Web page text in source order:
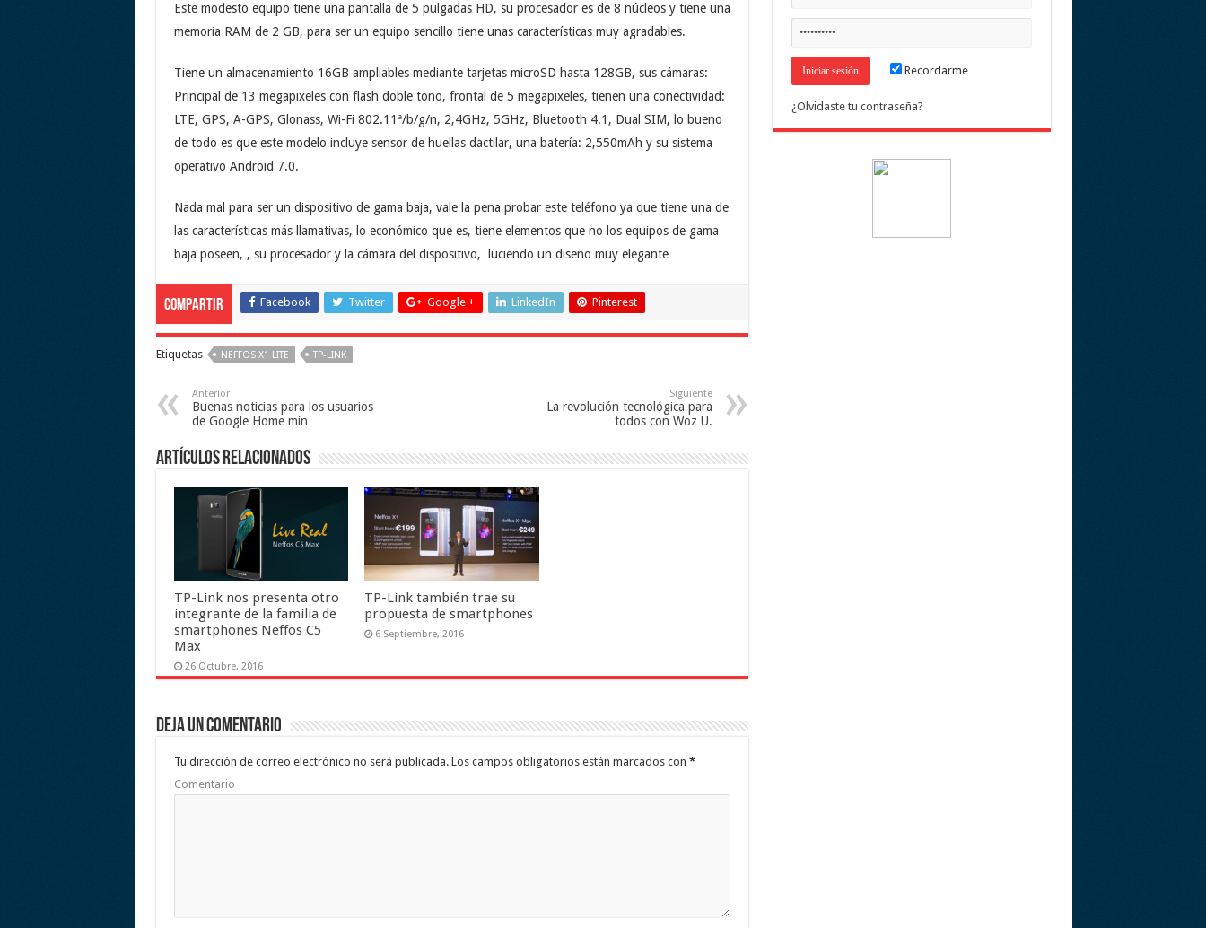
Este modesto equipo tiene una pantalla de 5 pulgadas HD, su procesador es de 8 núcleos y tiene una
memoria RAM de 2 GB, para ser un equipo sencillo tiene unas características muy agradables.
Tiene un almacenamiento 16GB ampliables mediante tarjetas microSD hasta 128GB, sus cámaras:
Principal de 13 megapixeles con flash doble tono, frontal de 5 megapixeles, tienen una conectividad:
LTE, GPS, A-GPS, Glonass, Wi-Fi 802.11ª/b/g/n, 2,4GHz, 5GHz, Bluetooth 4.1, Dual SIM, lo bueno
de todo es que este modelo incluye sensor de huellas dactilar, una batería: 2,550mAh y su sistema
operativo Android 7.0.
Nada mal para ser un dispositivo de gama baja, vale la pena probar este teléfono ya que tiene una de
las características más llamativas, lo económico que es, tiene elementos que no los equipos de gama
baja poseen, , su procesador y la cámara del dispositivo, luciendo un diseño muy elegante
Compartir Facebook Twitter Google + LinkedIn Pinterest
Etiquetas NEFFOS X1 LITE TP-LINK
Anterior
Buenas noticias para los usuarios
de Google Home min
Siguiente
La revolución tecnológica para
todos con Woz U.
Artículos relacionados
TP-Link nos presenta otro
integrante de la familia de
smartphones Neffos C5
Max
26 Octubre, 2016
TP-Link también trae su
propuesta de smartphones
6 Septiembre, 2016
Deja un comentario
Tu dirección de correo electrónico no será publicada.Los campos obligatorios están marcados con *
Comentario
Recordarme
¿Olvidaste tu contraseña?